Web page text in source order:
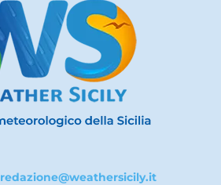
redazione@weathersicily.it